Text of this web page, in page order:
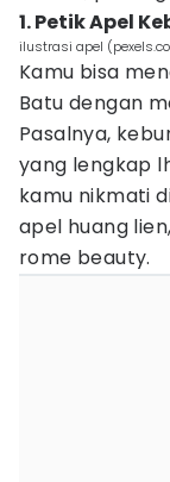
1. Petik Apel
ilustrasi apel
Kamu bisa
Batu dengan
Pasalnya,
yang lengkap
kamu nikmati
apel huang
rome beauty.